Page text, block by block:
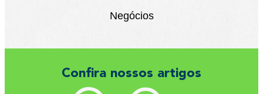
Negócios
Confira nossos artigos